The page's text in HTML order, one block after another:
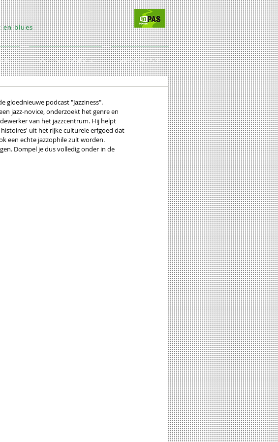
en blues
CONTACT/SPONSORS LIDMAATSCHAP
gloednieuwe podcast "Jazziness".
jazz-novice, onderzoekt het genre en
van het jazzcentrum. Hij helpt
uit het rijke culturele erfgoed dat
een echte jazzophile zult worden.
Dompel je dus volledig onder in de